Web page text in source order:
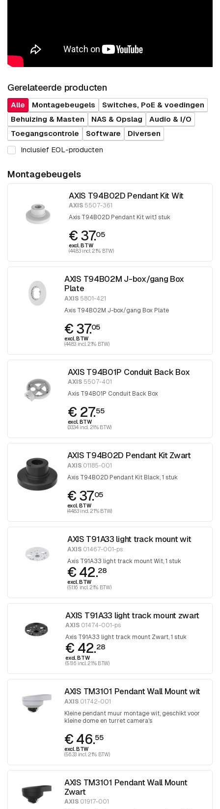
Gerelateerde producten
Alle Montagebeugels
Switches, PoE & voedingen
Behuizing & Masten
NAS & Opslag
Audio & I/O
Toegangscontrole
Software
Diversen
Inclusief EOL-producten
Montagebeugels
AXIS T94B02D Pendant Kit Wit
AXIS 5507-361
Axis T94B02D Pendant Kit wit,1 stuk
€ 37.05
excl. BTW
(44.83 incl. 21% BTW)
AXIS T94B02M J-box/gang Box
Plate
AXIS 5801-421
Axis T94B02M J-box/gang Box Plate
€ 37.05
excl. BTW
(44.83 incl. 21% BTW)
AXIS T94B01P Conduit Back Box
AXIS5507-401
Axis T94B01P Conduit Back Box
€ 27.55
excl. BTW
(33.34 incl. 21% BTW)
AXIS T94B02D Pendant Kit Zwart
AXIS01185-001
Axis T94B02D Pendant Kit Black, 1 stuk
€ 37.05
excl. BTW
(44.83 incl. 21% BTW)
AXIS T91A33 light track mount wit
AXIS01467-001-ps
Axis T91A33 light track mount Wit, 1 stuk
€ 42.28
excl. BTW
(51.16 incl. 21% BTW)
AXIS T91A33 light track mount zwart
AXIS 01474-001-ps
Axis T91A33 light track mount Zwart, 1 stuk
€ 42.28
excl. BTW
(51.16 incl. 21% BTW)
AXIS TM3101 Pendant Wall Mount wit
AXIS 01742-001
Kleine pendant muur montage wit, geschikt voor
kleine dome en turret camera's
€ 46.55
excl. BTW
(56.33 incl. 21% BTW)
AXIS TM3101 Pendant Wall Mount
Zwart
AXIS 01917-001